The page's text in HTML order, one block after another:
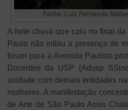
Fonte: Luiz Fernando
A forte chuva que caiu no final
Paulo não inibiu a presença de
foram para a Avenida Paulista
Docentes da USP (Adusp
unidade com demais entidades
mulheres. A manifestação
de Arte de São Paulo Assis